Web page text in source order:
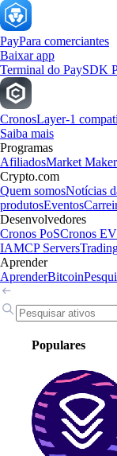
PayPara comerciantes
Baixar app
Terminal do PaySDK
CronosLayer-1
Saiba mais
Programas
AfiliadosMarket Maker
Crypto.com
Quem somosNotícias
produtosEventos
Desenvolvedores
Cronos PoSCronos
IAMCP Servers
Aprender
AprenderBitcoin
Populares